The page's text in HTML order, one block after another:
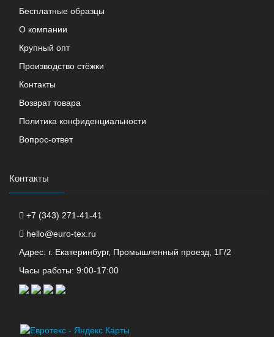
Бесплатные образцы
О компании
Крупный опт
Производство стёжки
Контакты
Возврат товара
Политика конфиденциальности
Вопрос-ответ
Контакты
+7 (343) 271-41-41
hello@euro-tex.ru
Адрес: г. Екатеринбург, Промышленный проезд, 1Г/2
Часы работы: 9:00-17:00